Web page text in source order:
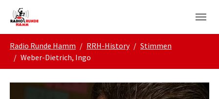
Skip to main navigation
Zum Hauptinhalt springen
Skip to page footer
Radio Runde Hamm RRH-History
Stimmen
Weber-Dietrich, Ingo